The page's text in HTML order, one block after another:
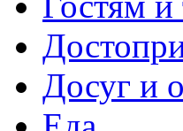
Досуг и